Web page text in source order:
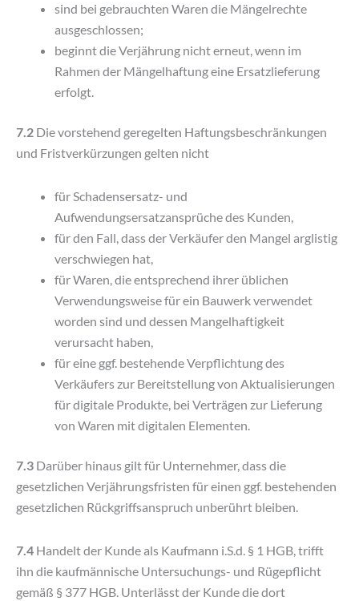
sind bei gebrauchten Waren die Mängelrechte
ausgeschlossen;
beginnt die Verjährung nicht erneut, wenn im
Rahmen der Mängelhaftung eine Ersatzlieferung
erfolgt.
7.2 Die vorstehend geregelten Haftungsbeschränkungen
und Fristverkürzungen gelten nicht
für Schadensersatz- und
Aufwendungsersatzansprüche des Kunden,
für den Fall, dass der Verkäufer den Mangel arglistig
verschwiegen hat,
für Waren, die entsprechend ihrer üblichen
Verwendungsweise für ein Bauwerk verwendet
worden sind und dessen Mangelhaftigkeit
verursacht haben,
für eine ggf. bestehende Verpflichtung des
Verkäufers zur Bereitstellung von Aktualisierungen
für digitale Produkte, bei Verträgen zur Lieferung
von Waren mit digitalen Elementen.
7.3 Darüber hinaus gilt für Unternehmer, dass die
gesetzlichen Verjährungsfristen für einen ggf. bestehenden
gesetzlichen Rückgriffsanspruch unberührt bleiben.
7.4 Handelt der Kunde als Kaufmann i.S.d. § 1 HGB, trifft
ihn die kaufmännische Untersuchungs- und Rügepflicht
gemäß § 377 HGB. Unterlässt der Kunde die dort